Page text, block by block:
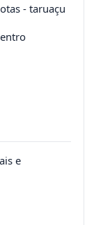
- taruaçu
e